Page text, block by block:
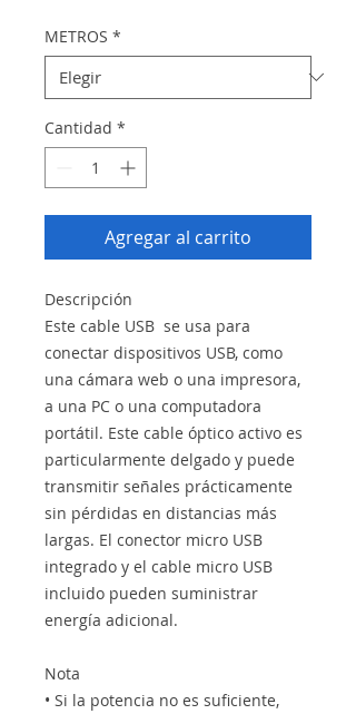
METROS *
Cantidad *
Agregar al carrito
Descripción
Este cable USB se usa para
conectar dispositivos USB, como
una cámara web o una impresora,
a una PC o una computadora
portátil. Este cable óptico activo es
particularmente delgado y puede
transmitir señales prácticamente
sin pérdidas en distancias más
largas. El conector micro USB
integrado y el cable micro USB
incluido pueden suministrar
energía adicional.
Nota
• Si la potencia no es suficiente,